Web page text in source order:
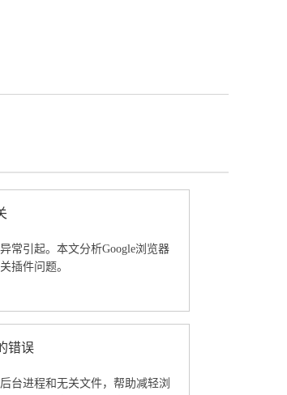
常引起。本文分析Google浏览器
插件问题。
错误
台进程和无关文件，帮助减轻浏